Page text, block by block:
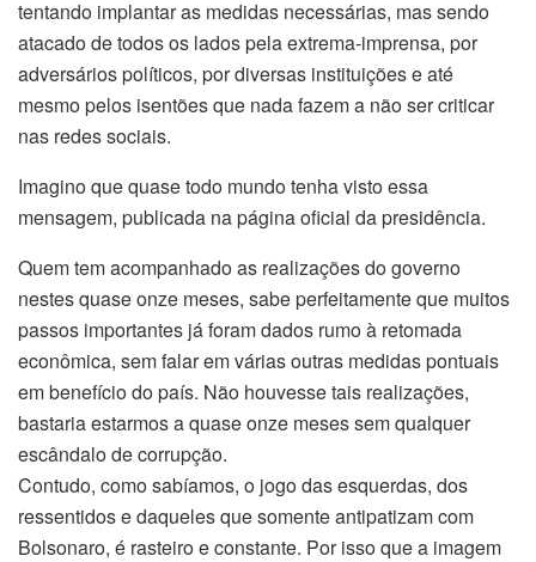
tentando implantar as medidas necessárias, mas sendo
atacado de todos os lados pela extrema-imprensa, por
adversários políticos, por diversas instituições e até
mesmo pelos isentões que nada fazem a não ser criticar
nas redes sociais.
Imagino que quase todo mundo tenha visto essa
mensagem, publicada na página oficial da presidência.
Quem tem acompanhado as realizações do governo
nestes quase onze meses, sabe perfeitamente que muitos
passos importantes já foram dados rumo à retomada
econômica, sem falar em várias outras medidas pontuais
em benefício do país. Não houvesse tais realizações,
bastaria estarmos a quase onze meses sem qualquer
escândalo de corrupção.
Contudo, como sabíamos, o jogo das esquerdas, dos
ressentidos e daqueles que somente antipatizam com
Bolsonaro, é rasteiro e constante. Por isso que a imagem